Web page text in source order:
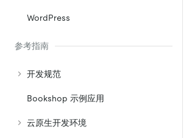
WordPress
参考指南
开发规范
Bookshop 示例应用
云原生开发环境